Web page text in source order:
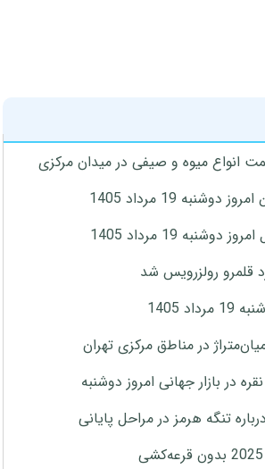
انواع میوه و صیفی در میدان مرکزی
19 مرداد 1405
19 مرداد 1405
قلمرو رولزرویس شد
1405
در مناطق مرکزی تهران
در بازار جهانی امروز دوشنبه
تنگه هرمز در مراحل پایانی